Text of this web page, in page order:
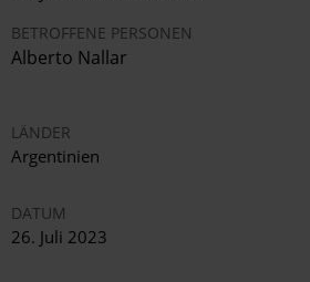
BETROFFENE PERSONEN
Alberto Nallar
LÄNDER
Argentinien
DATUM
26. Juli 2023